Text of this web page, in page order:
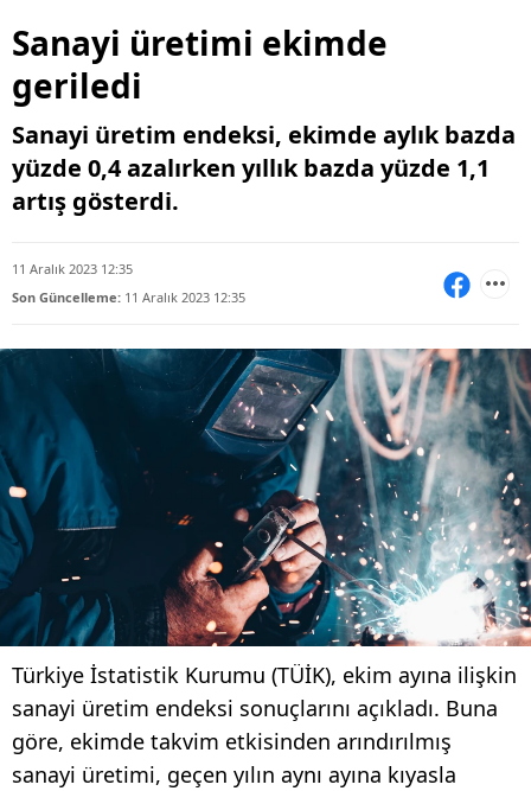
Sanayi üretimi ekimde
geriledi
Sanayi üretim endeksi, ekimde aylık bazda
yüzde 0,4 azalırken yıllık bazda yüzde 1,1
artış gösterdi.
11 Aralık 2023 12:35
Son Güncelleme: 11 Aralık 2023 12:35
Türkiye İstatistik Kurumu (TÜİK), ekim ayına ilişkin
sanayi üretim endeksi sonuçlarını açıkladı. Buna
göre, ekimde takvim etkisinden arındırılmış
sanayi üretimi, geçen yılın aynı ayına kıyasla